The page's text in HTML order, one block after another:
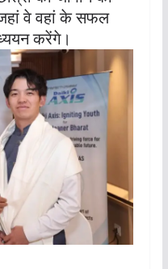
जहां वे वहां के सफल
करेंगे।